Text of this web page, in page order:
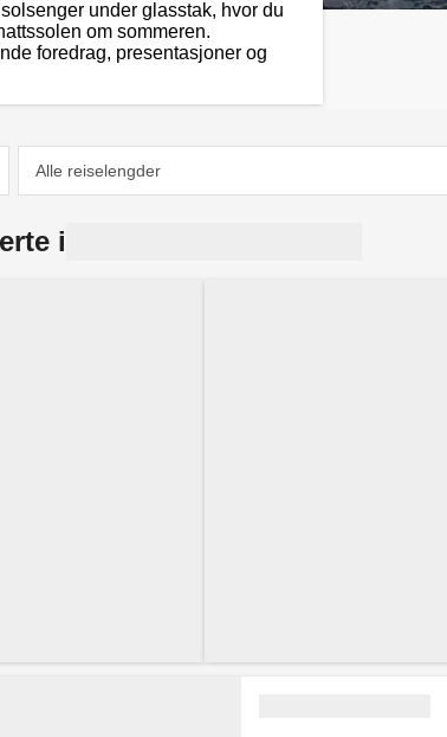
under glasstak, hvor du
om sommeren.
foredrag, presentasjoner og
i